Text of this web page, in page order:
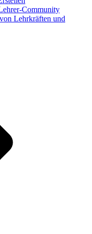
Community
Lehrkräften und